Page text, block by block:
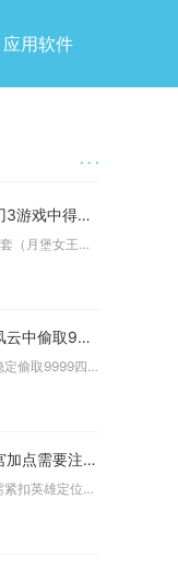
应用软件
· · ·
中得到女王套
影之刃3中获取女王套（月堡女王之铁骑）的核心途径为反复刷取里...
中偷取9999
在二战风云中单次稳定偷取9999四类基础资源的核心结论为，依...
注意哪些关键点
乱斗西游迷宫加点需紧扣英雄定位、玩法阶段、buff优先级、阵...